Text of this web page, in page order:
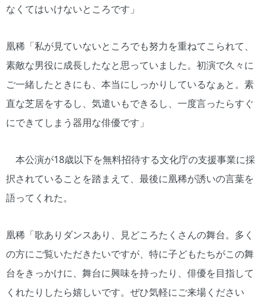
なくてはいけないところです」
凰稀「私が見ていないところでも努力を重ねてこられて、
素敵な男役に成長したなと思っていました。初演で久々に
ご一緒したときにも、本当にしっかりしているなぁと。素
直な芝居をするし、気遣いもできるし、一度言ったらすぐ
にできてしまう器用な俳優です」
本公演が18歳以下を無料招待する文化庁の支援事業に採
択されていることを踏まえて、最後に凰稀が誘いの言葉を
語ってくれた。
凰稀「歌ありダンスあり、見どころたくさんの舞台。多く
の方にご覧いただきたいですが、特に子どもたちがこの舞
台をきっかけに、舞台に興味を持ったり、俳優を目指して
くれたりしたら嬉しいです。ぜひ気軽にご来場ください